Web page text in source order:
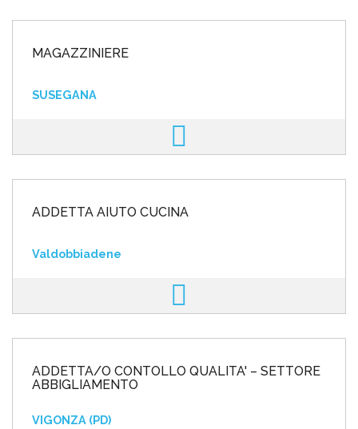
MAGAZZINIERE
SUSEGANA
ADDETTA AIUTO CUCINA
Valdobbiadene
ADDETTA/O CONTOLLO QUALITA' – SETTORE
ABBIGLIAMENTO
VIGONZA (PD)